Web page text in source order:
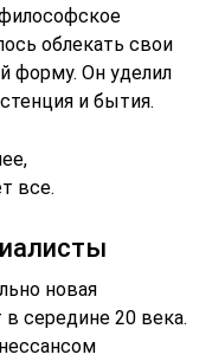
облекать свои
форму. Он уделил
и бытия.
все.
новая
середине 20 века.